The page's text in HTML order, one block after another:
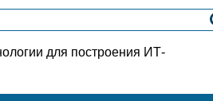
для построения ИТ-